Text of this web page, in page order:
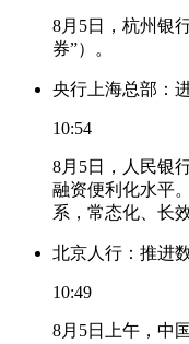
8月5日，杭州银
券”）。
央行上海总部：
10:54
8月5日，人民银
融资便利化水平
系，常态化、长
北京人行：推进
10:49
8月5日上午，中